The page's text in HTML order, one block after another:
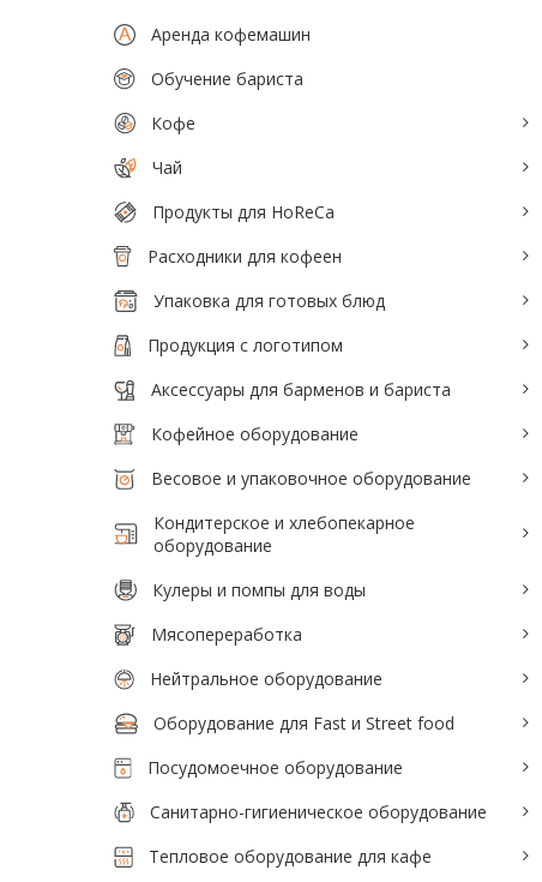
Кулеры и помпы для воды
Мясопереработка
Оборудование для Fast и Street food
Посудомоечное оборудование
Санитарно-гигиеническое
оборудование
Электромеханическое оборудование
Холодильное оборудование
Производители / Бренды
Прайс-листы
Аренда кофемашин
Обучение бариста
Кофе
Чай
Продукты для HoReCa
Расходники для кофеен
Упаковка для готовых блюд
Продукция с логотипом
Аксессуары для барменов и бариста
Кофейное оборудование
Весовое и упаковочное оборудование
Кондитерское и хлебопекарное
оборудование
Кулеры и помпы для воды
Мясопереработка
Нейтральное оборудование
Оборудование для Fast и Street food
Посудомоечное оборудование
Санитарно-гигиеническое оборудование
Тепловое оборудование для кафе